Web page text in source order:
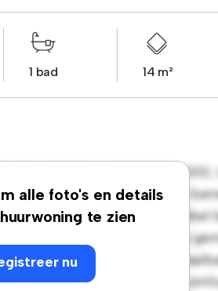
1 bad 14 m²
alle foto's en details
te zien
nu
Hors-Château, 124-126, 4000,
leefruimte. Deze
en biedt een comfortabel
de gunstige ligging heb je
Deze kamer heeft een
die op zoek zijn naar een